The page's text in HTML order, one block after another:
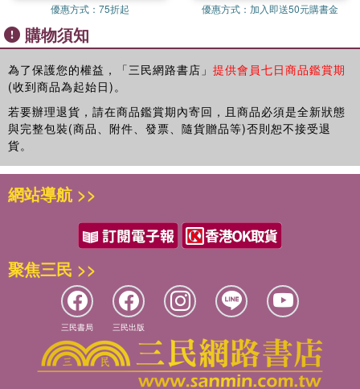
․「我國政府目前財政赤字新臺幣460億元。」
460億除以全臺灣2,300萬人，等於政府只要向每個人收2,000元，
就能完全解決赤字問題？不合理吧！算一算「我會分到多少」，1
分鐘內就能發現其他人注意不到的不合理數字。
只要懂簡單的加減乘除，跟著作者的方法一步一步進行，你會發現
──數學不但一點也不難，它還超實用！
優惠方式： 75折起 優惠方式： 加入即送50元購書金
購物須知
為了保護您的權益，「三民網路書店」 提供會員七日商品鑑賞期
(收到商品為起始日)。
若要辦理退貨，請在商品鑑賞期內寄回，且商品必須是全新狀態
與完整包裝(商品、附件、發票、隨貨贈品等)否則恕不接受退
貨。
網站導航 >>
聚焦三民 >>
三民書局 三民出版